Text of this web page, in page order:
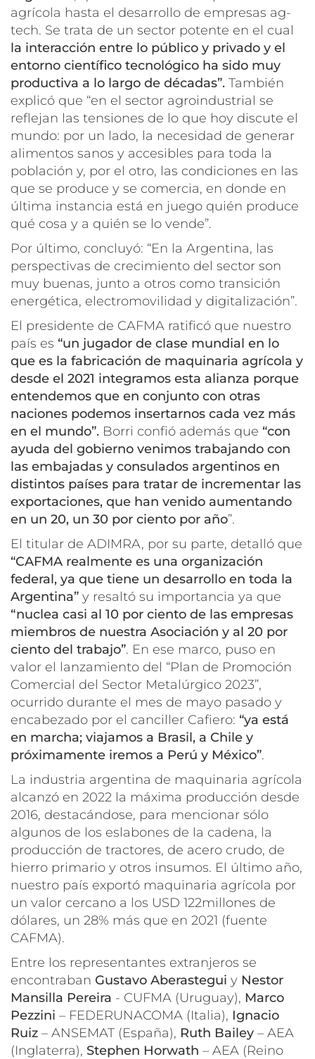
agrícola hasta el desarrollo de empresas ag-
tech. Se trata de un sector potente en el cual
la interacción entre lo público y privado y el
entorno científico tecnológico ha sido muy
productiva a lo largo de décadas”. También
explicó que “en el sector agroindustrial se
reflejan las tensiones de lo que hoy discute el
mundo: por un lado, la necesidad de generar
alimentos sanos y accesibles para toda la
población y, por el otro, las condiciones en las
que se produce y se comercia, en donde en
última instancia está en juego quién produce
qué cosa y a quién se lo vende”.
Por último, concluyó: “En la Argentina, las
perspectivas de crecimiento del sector son
muy buenas, junto a otros como transición
energética, electromovilidad y digitalización”.
El presidente de CAFMA ratificó que nuestro
país es “un jugador de clase mundial en lo
que es la fabricación de maquinaria agrícola y
desde el 2021 integramos esta alianza porque
entendemos que en conjunto con otras
naciones podemos insertarnos cada vez más
en el mundo”. Borri confió además que “con
ayuda del gobierno venimos trabajando con
las embajadas y consulados argentinos en
distintos países para tratar de incrementar las
exportaciones, que han venido aumentando
en un 20, un 30 por ciento por año”.
El titular de ADIMRA, por su parte, detalló que
“CAFMA realmente es una organización
federal, ya que tiene un desarrollo en toda la
Argentina” y resaltó su importancia ya que
“nuclea casi al 10 por ciento de las empresas
miembros de nuestra Asociación y al 20 por
ciento del trabajo”. En ese marco, puso en
valor el lanzamiento del “Plan de Promoción
Comercial del Sector Metalúrgico 2023”,
ocurrido durante el mes de mayo pasado y
encabezado por el canciller Cafiero: “ya está
en marcha; viajamos a Brasil, a Chile y
próximamente iremos a Perú y México”.
La industria argentina de maquinaria agrícola
alcanzó en 2022 la máxima producción desde
2016, destacándose, para mencionar sólo
algunos de los eslabones de la cadena, la
producción de tractores, de acero crudo, de
hierro primario y otros insumos. El último año,
nuestro país exportó maquinaria agrícola por
un valor cercano a los USD 122millones de
dólares, un 28% más que en 2021 (fuente
CAFMA).
Entre los representantes extranjeros se
encontraban Gustavo Aberastegui y Nestor
Mansilla Pereira - CUFMA (Uruguay), Marco
Pezzini – FEDERUNACOMA (Italia), Ignacio
Ruiz – ANSEMAT (España), Ruth Bailey – AEA
(Inglaterra), Stephen Horwath – AEA (Reino